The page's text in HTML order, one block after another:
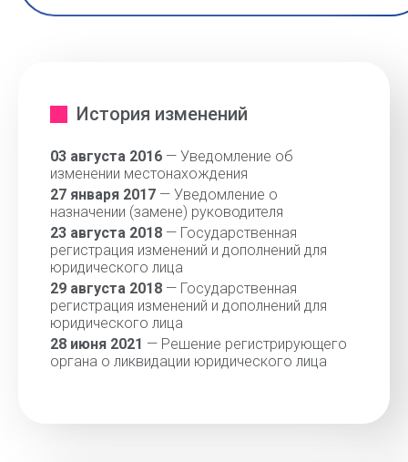
История изменений
03 августа 2016 — Уведомление об
изменении местонахождения
27 января 2017 — Уведомление о
назначении (замене) руководителя
23 августа 2018 — Государственная
регистрация изменений и дополнений для
юридического лица
29 августа 2018 — Государственная
регистрация изменений и дополнений для
юридического лица
28 июня 2021 — Решение регистрирующего
органа о ликвидации юридического лица